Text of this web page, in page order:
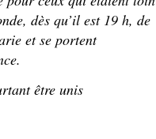
dès qu’il est 19 h, de
et se portent
être unis